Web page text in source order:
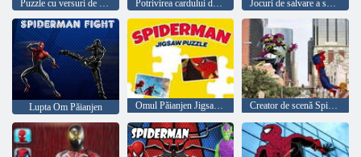
Lupta Om Păianjen Omul Păianjen Jigsaw Puzzle Creator de scenă Spiderman